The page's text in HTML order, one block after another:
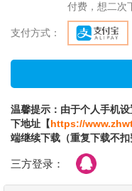
付费，想二次
支付方式：
温馨提示：由于个人手机
下地址【https://
端继续下载（重复下载不扣
三方登录：